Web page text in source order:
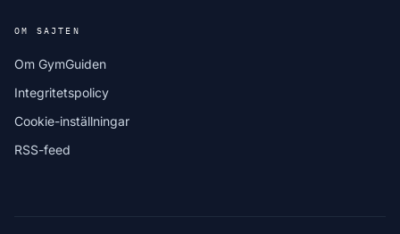
OM SAJTEN
Om GymGuiden
Integritetspolicy
Cookie-inställningar
RSS-feed